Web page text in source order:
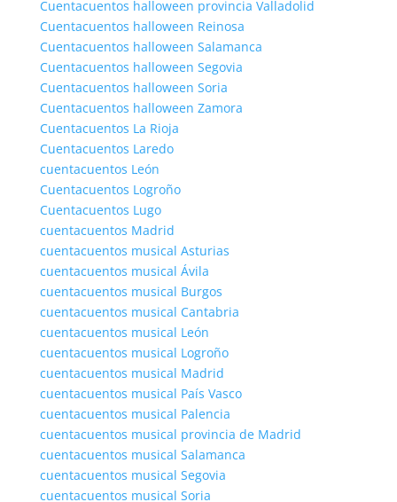
Cuentacuentos halloween provincia Valladolid
Cuentacuentos halloween Reinosa
Cuentacuentos halloween Salamanca
Cuentacuentos halloween Segovia
Cuentacuentos halloween Soria
Cuentacuentos halloween Zamora
Cuentacuentos La Rioja
Cuentacuentos Laredo
cuentacuentos León
Cuentacuentos Logroño
Cuentacuentos Lugo
cuentacuentos Madrid
cuentacuentos musical Asturias
cuentacuentos musical Ávila
cuentacuentos musical Burgos
cuentacuentos musical Cantabria
cuentacuentos musical León
cuentacuentos musical Logroño
cuentacuentos musical Madrid
cuentacuentos musical País Vasco
cuentacuentos musical Palencia
cuentacuentos musical provincia de Madrid
cuentacuentos musical Salamanca
cuentacuentos musical Segovia
cuentacuentos musical Soria